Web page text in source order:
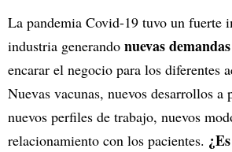
La pandemia Covid-19 tuvo un fuerte
industria generando nuevas demandas
encarar el negocio para los diferentes
Nuevas vacunas, nuevos desarrollos
nuevos perfiles de trabajo, nuevos
relacionamiento con los pacientes.